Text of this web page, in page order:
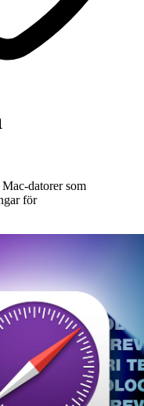
datorer som
för